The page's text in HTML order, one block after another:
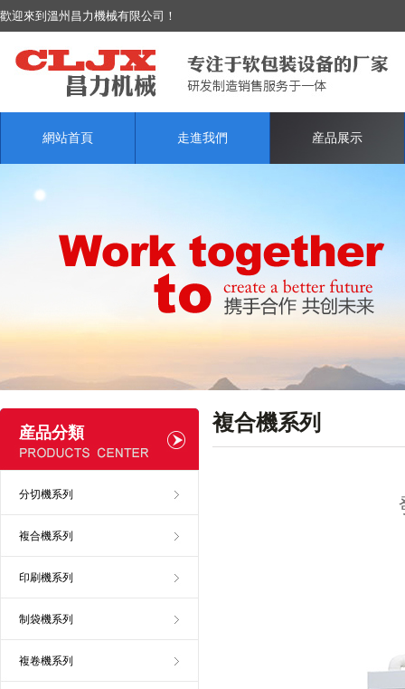
歡迎來到溫州昌力機械有限公司！
網站首頁 走進我們 産品展示
複合機系列
産品分類
分切機系列
複合機系列
印刷機系列
制袋機系列
複卷機系列